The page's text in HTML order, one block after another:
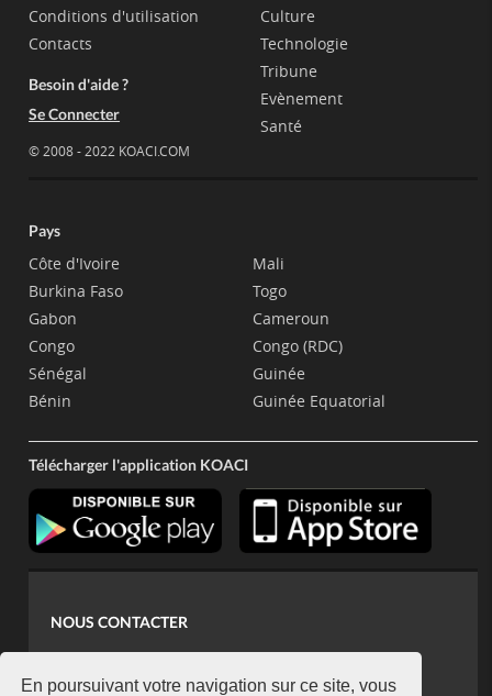
En poursuivant votre navigation sur ce site, vous
Conditions d'utilisation
Contacts
Besoin d'aide ?
Se Connecter
© 2008 - 2022 KOACI.COM
Culture
Technologie
Tribune
Evènement
Santé
Pays
Côte d'Ivoire
Burkina Faso
Gabon
Congo
Sénégal
Bénin
Mali
Togo
Cameroun
Congo (RDC)
Guinée
Guinée Equatorial
Télécharger l'application KOACI
NOUS CONTACTER